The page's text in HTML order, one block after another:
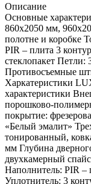
Описание
Основные
860х2050 мм,
полотне и коробке
PIR – плита 3
стеклопакет
Противосъемные
Харкатеристики
характеристики
порошково-
покрытие:
«Белый эмалит»
тонированный,
мм Глубина
двухкамерный
Наполнитель: PIR –
Уплотнитель: 3